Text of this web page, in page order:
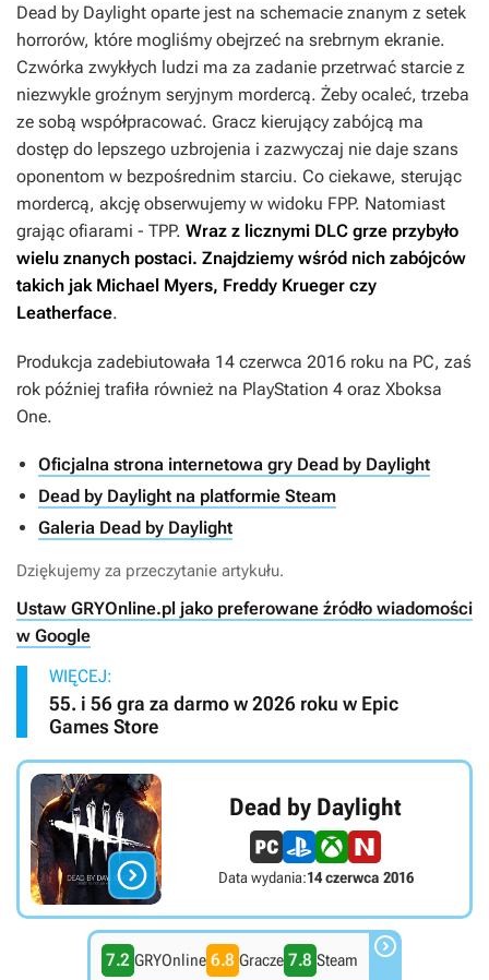
Dead by Daylight oparte jest na schemacie znanym z setek
horrorów, które mogliśmy obejrzeć na srebrnym ekranie.
Czwórka zwykłych ludzi ma za zadanie przetrwać starcie z
niezwykle groźnym seryjnym mordercą. Żeby ocaleć, trzeba
ze sobą współpracować. Gracz kierujący zabójcą ma
dostęp do lepszego uzbrojenia i zazwyczaj nie daje szans
oponentom w bezpośrednim starciu. Co ciekawe, sterując
mordercą, akcję obserwujemy w widoku FPP. Natomiast
grając ofiarami - TPP. Wraz z licznymi DLC grze przybyło
wielu znanych postaci. Znajdziemy wśród nich zabójców
takich jak Michael Myers, Freddy Krueger czy
Leatherface.
Produkcja zadebiutowała 14 czerwca 2016 roku na PC, zaś
rok później trafiła również na PlayStation 4 oraz Xboksa
One.
Oficjalna strona internetowa gry Dead by Daylight
Dead by Daylight na platformie Steam
Galeria Dead by Daylight
Dziękujemy za przeczytanie artykułu.
Ustaw GRYOnline.pl jako preferowane źródło wiadomości
w Google
WIĘCEJ:
55. i 56 gra za darmo w 2026 roku w Epic
Games Store

Dead by Daylight
Data wydania:14 czerwca 2016
7.2 GRYOnline 6.8 Gracze 7.8 Steam 